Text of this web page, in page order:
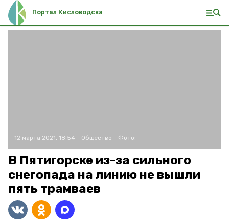
Портал Кисловодска
12 марта 2021, 18:54 Общество Фото:
В Пятигорске из-за сильного
снегопада на линию не вышли
пять трамваев